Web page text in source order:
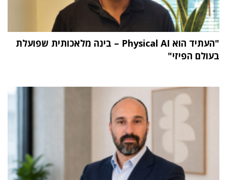
"העתיד הוא Physical AI – בינה מלאכותית שפועלת
בעולם הפיזי"